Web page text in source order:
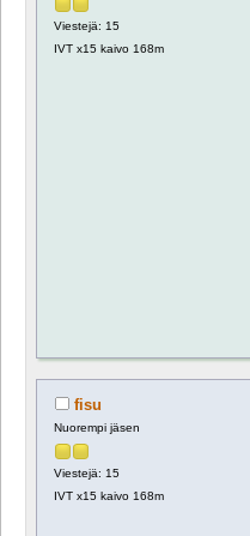
Viestejä: 15
IVT x15 kaivo 168m
fisu
Nuorempi jäsen
Viestejä: 15
IVT x15 kaivo 168m